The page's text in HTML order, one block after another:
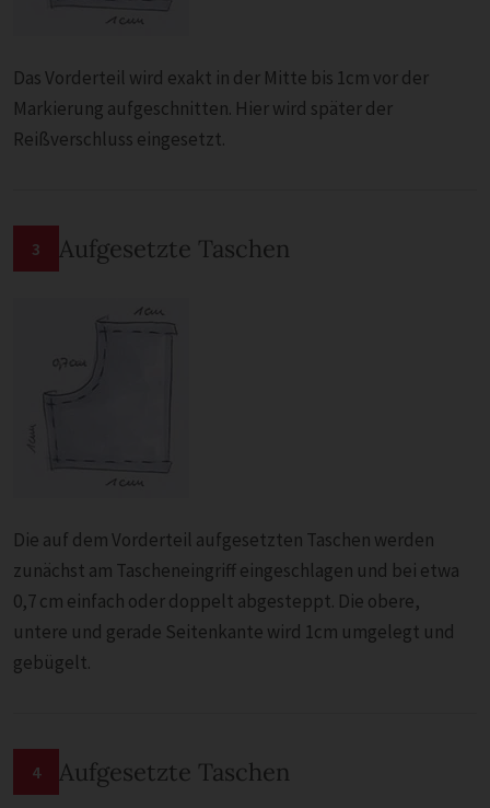
Das Vorderteil wird exakt in der Mitte bis 1cm vor der
Markierung aufgeschnitten. Hier wird später der
Reißverschluss eingesetzt.
3 Aufgesetzte Taschen
Die auf dem Vorderteil aufgesetzten Taschen werden
zunächst am Tascheneingriff eingeschlagen und bei etwa
0,7 cm einfach oder doppelt abgesteppt. Die obere,
untere und gerade Seitenkante wird 1cm umgelegt und
gebügelt.
4 Aufgesetzte Taschen